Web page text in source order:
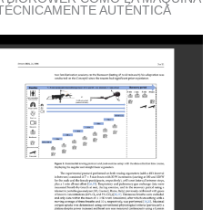
AUTÉNTICA